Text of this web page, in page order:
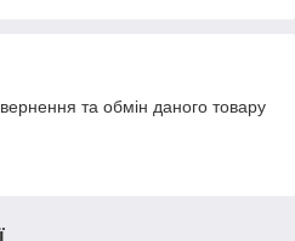
та обмін даного товару